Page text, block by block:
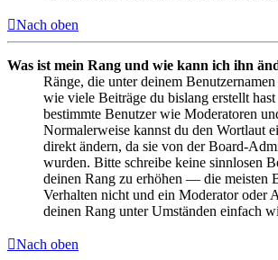
Nach oben
Was ist mein Rang und wie kann ich ihn
Ränge, die unter deinem Benutzernamen
wie viele Beiträge du bislang erstellt
bestimmte Benutzer wie Moderatoren
Normalerweise kannst du den Wortlaut
direkt ändern, da sie von der Board-
wurden. Bitte schreibe keine sinnlosen
deinen Rang zu erhöhen — die meisten
Verhalten nicht und ein Moderator oder
deinen Rang unter Umständen einfach
Nach oben